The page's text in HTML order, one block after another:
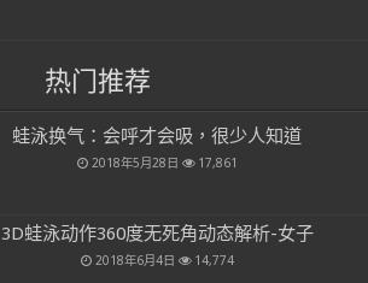
热门推荐
蛙泳换气：会呼才会吸，很少人知道
2018年5月28日 17,861
3D蛙泳动作360度无死角动态解析-女子
2018年6月4日 14,774